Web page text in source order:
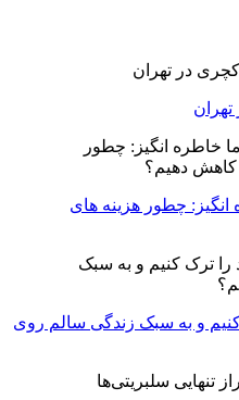
چطور هزینه های
و به سبک زندگی سالم روی